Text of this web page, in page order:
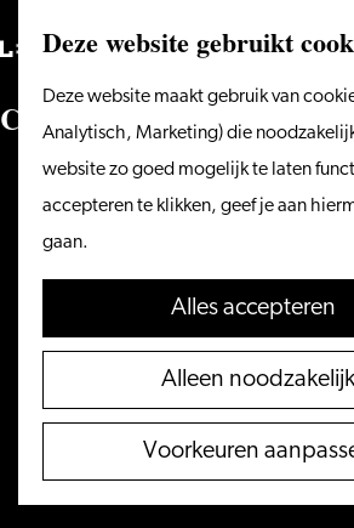
Deze website gebruikt
Deze website maakt gebruik van
Analytisch, Marketing) die
website zo goed mogelijk te laten
accepteren te klikken, geef je aan
gaan.
Alles accepteren
Alleen noodzakelijk
Voorkeuren
naar
homepage
Menu
C lturele evenementen